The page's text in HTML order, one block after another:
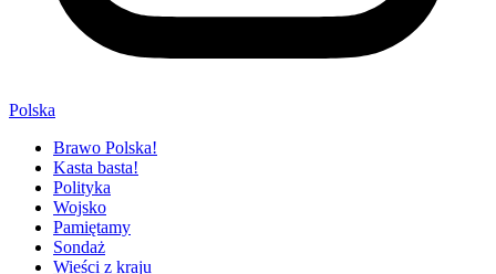
Polska
Brawo Polska!
Kasta basta!
Polityka
Wojsko
Pamiętamy
Sondaż
Wieści z kraju